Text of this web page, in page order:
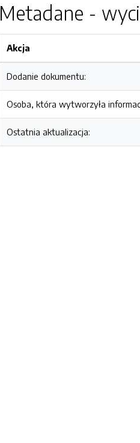
Metadane -
Akcja
Dodanie dokumentu:
Osoba, która wytworzyła
Ostatnia aktualizacja: